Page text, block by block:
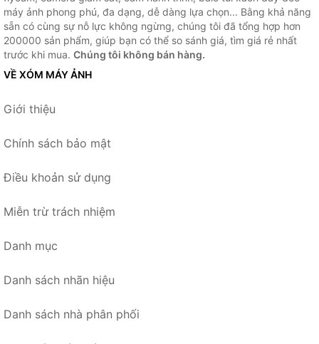
máy ảnh phong phú, đa dạng, dễ dàng lựa chọn... Bằng khả năng
sẵn có cùng sự nỗ lực không ngừng, chúng tôi đã tổng hợp hơn
200000 sản phẩm, giúp bạn có thể so sánh giá, tìm giá rẻ nhất
trước khi mua. Chúng tôi không bán hàng.
VỀ XÓM MÁY ẢNH
Giới thiệu
Chính sách bảo mật
Điều khoản sử dụng
Miễn trừ trách nhiệm
Danh mục
Danh sách nhãn hiệu
Danh sách nhà phân phối